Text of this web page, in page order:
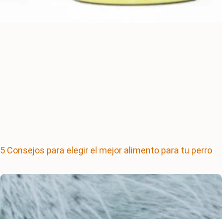
5 Consejos para elegir el mejor alimento para tu perro